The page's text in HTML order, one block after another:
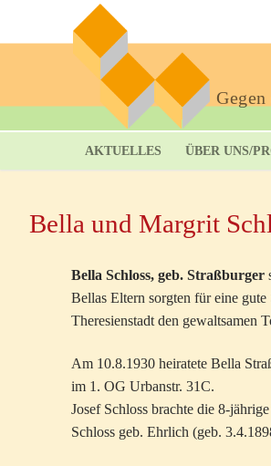
AKTUELLES ÜBER UNS/
Bella und Margrit
Bella Schloss, geb. Straßburger
Bellas Eltern sorgten für eine
Theresienstadt den gewaltsamen
Am 10.8.1930 heiratete Bella
im 1. OG Urbanstr. 31C.
Josef Schloss brachte die 8-
Schloss geb. Ehrlich (geb.